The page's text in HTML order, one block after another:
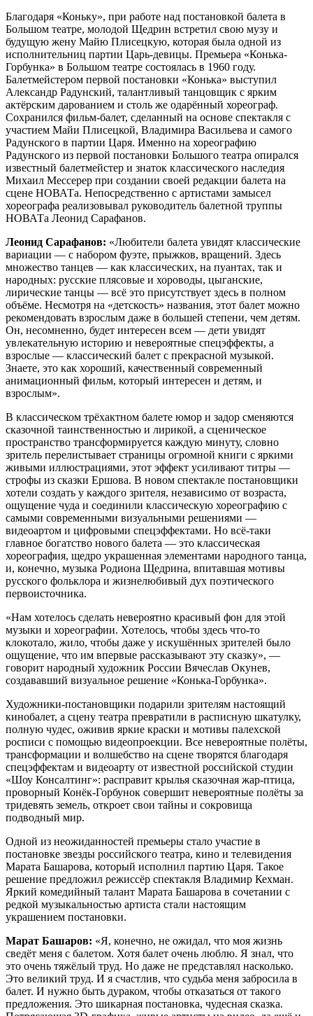
Благодаря «Коньку», при работе над постановкой балета в
Большом театре, молодой Щедрин встретил свою музу и
будущую жену Майю Плисецкую, которая была одной из
исполнительниц партии Царь-девицы. Премьера «Конька-
Горбунка» в Большом театре состоялась в 1960 году.
Балетмейстером первой постановки «Конька» выступил
Александр Радунский, талантливый танцовщик с ярким
актёрским дарованием и столь же одарённый хореограф.
Сохранился фильм-балет, сделанный на основе спектакля с
участием Майи Плисецкой, Владимира Васильева и самого
Радунского в партии Царя. Именно на хореографию
Радунского из первой постановки Большого театра опирался
известный балетмейстер и знаток классического наследия
Михаил Мессерер при создании своей редакции балета на
сцене НОВАТа. Непосредственно с артистами замысел
хореографа реализовывал руководитель балетной труппы
НОВАТа Леонид Сарафанов.
Леонид Сарафанов: «Любители балета увидят классические
вариации — с набором фуэте, прыжков, вращений. Здесь
множество танцев — как классических, на пуантах, так и
народных: русские плясовые и хороводы, цыганские,
лирические танцы — всё это присутствует здесь в полном
объёме. Несмотря на «детскость» названия, этот балет можно
рекомендовать взрослым даже в большей степени, чем детям.
Он, несомненно, будет интересен всем — дети увидят
увлекательную историю и невероятные спецэффекты, а
взрослые — классический балет с прекрасной музыкой.
Знаете, это как хороший, качественный современный
анимационный фильм, который интересен и детям, и
взрослым».
В классическом трёхактном балете юмор и задор сменяются
сказочной таинственностью и лирикой, а сценическое
пространство трансформируется каждую минуту, словно
зритель перелистывает страницы огромной книги с яркими
живыми иллюстрациями, этот эффект усиливают титры —
строфы из сказки Ершова. В новом спектакле постановщики
хотели создать у каждого зрителя, независимо от возраста,
ощущение чуда и соединили классическую хореографию с
самыми современными визуальными решениями —
видеоартом и цифровыми спецэффектами. Но всё-таки
главное богатство нового балета — это классическая
хореография, щедро украшенная элементами народного танца,
и, конечно, музыка Родиона Щедрина, впитавшая мотивы
русского фольклора и жизнелюбивый дух поэтического
первоисточника.
«Нам хотелось сделать невероятно красивый фон для этой
музыки и хореографии. Хотелось, чтобы здесь что-то
клокотало, жило, чтобы даже у искушённых зрителей было
ощущение, что им впервые рассказывают эту сказку», —
говорит народный художник России Вячеслав Окунев,
создававший визуальное решение «Конька-Горбунка».
Художники-постановщики подарили зрителям настоящий
кинобалет, а сцену театра превратили в расписную шкатулку,
полную чудес, оживив яркие краски и мотивы палехской
росписи с помощью видеопроекции. Все невероятные полёты,
трансформации и волшебство на сцене творятся благодаря
спецэффектам и видеоарту от известной российской студии
«Шоу Консалтинг»: расправит крылья сказочная жар-птица,
проворный Конёк-Горбунок совершит невероятные полёты за
тридевять земель, откроет свои тайны и сокровища
подводный мир.
Одной из неожиданностей премьеры стало участие в
постановке звезды российского театра, кино и телевидения
Марата Башарова, который исполнил партию Царя. Такое
решение предложил режиссёр спектакля Владимир Кехман.
Яркий комедийный талант Марата Башарова в сочетании с
редкой музыкальностью артиста стали настоящим
украшением постановки.
Марат Башаров: «Я, конечно, не ожидал, что моя жизнь
сведёт меня с балетом. Хотя балет очень люблю. Я знал, что
это очень тяжёлый труд. Но даже не представлял насколько.
Это великий труд. И я счастлив, что судьба меня забросила в
балет. И нужно быть дураком, чтобы отказаться от такого
предложения. Это шикарная постановка, чудесная сказка.